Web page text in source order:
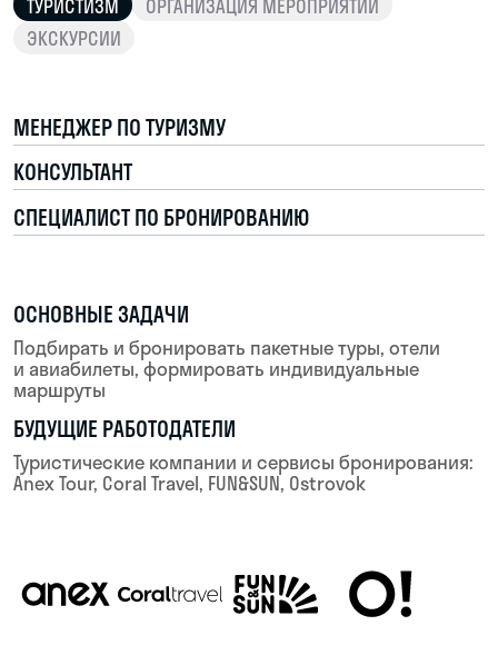
Ты самостоятельно организуешь туристические
поездки, корпоративы, конференции и фестивали
5+ ЛЕТ КАРЬЕРЫ
РОСТ ЗАРПЛАТ В ТУРИЗМЕ ПО ПРОГНОЗУ SUPERJOB ОТ 2026 ГОДА
Ты самостоятельно ведёшь закупки и
логистические процессы и оптимизируешь цепочки
250 000 ₽
ВЫБИРАЙ ЧТО БЛИЖЕ
ИЗ 15 НАПРАВЛЕНИЙ